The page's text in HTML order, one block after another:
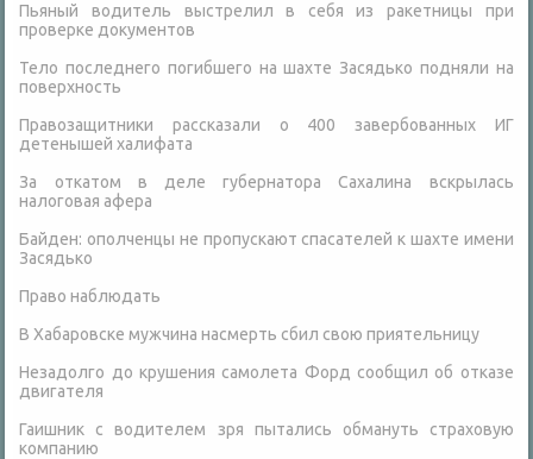
Пьяный водитель выстрелил в себя из ракетницы при
проверке документов
Тело последнего погибшего на шахте Засядько подняли на
поверхность
Правозащитники рассказали о 400 завербованных ИГ
детенышей халифата
За откатом в деле губернатора Сахалина вскрылась
налоговая афера
Байден: ополченцы не пропускают спасателей к шахте имени
Засядько
Право наблюдать
В Хабаровске мужчина насмерть сбил свою приятельницу
Незадолго до крушения самолета Форд сообщил об отказе
двигателя
Гаишник с водителем зря пытались обмануть страховую
компанию